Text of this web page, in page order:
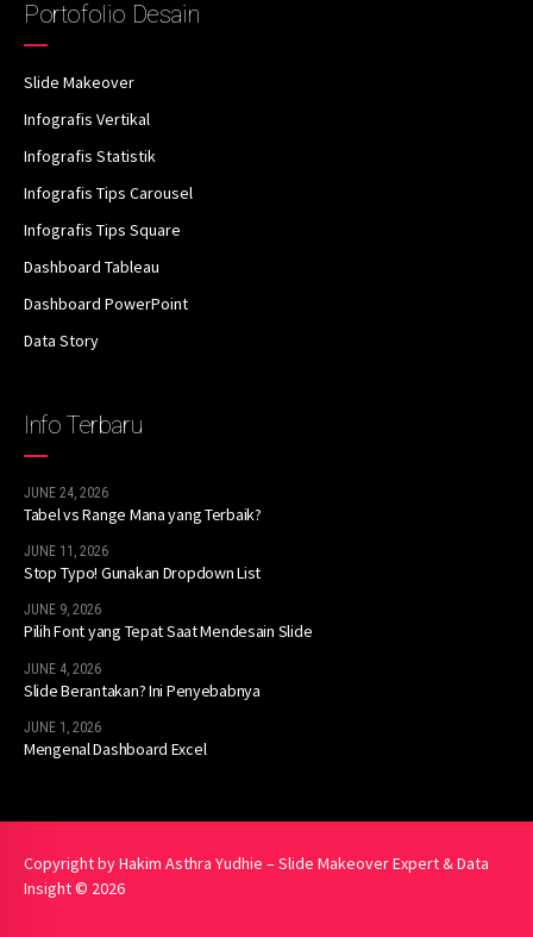
Portofolio Desain
Slide Makeover
Infografis Vertikal
Infografis Statistik
Infografis Tips Carousel
Infografis Tips Square
Dashboard Tableau
Dashboard PowerPoint
Data Story
Info Terbaru
JUNE 24, 2026
Tabel vs Range Mana yang Terbaik?
JUNE 11, 2026
Stop Typo! Gunakan Dropdown List
JUNE 9, 2026
Pilih Font yang Tepat Saat Mendesain Slide
JUNE 4, 2026
Slide Berantakan? Ini Penyebabnya
JUNE 1, 2026
Mengenal Dashboard Excel
Copyright by Hakim Asthra Yudhie – Slide Makeover Expert & Data
Insight © 2026